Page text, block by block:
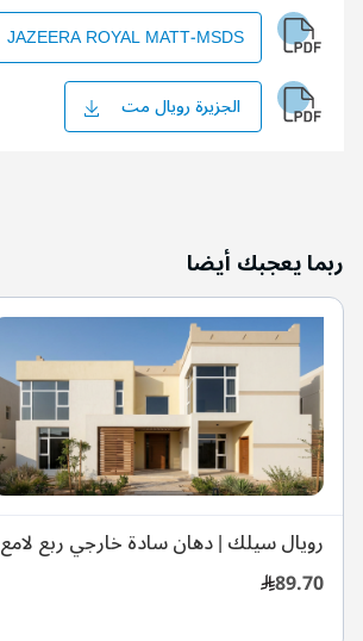
JAZEERA ROYAL MATT-MSDS
الجزيرة رويال مت
ربما يعجبك أيضا
رويال سيلك | دهان سادة خارجي ربع لامع
89.70